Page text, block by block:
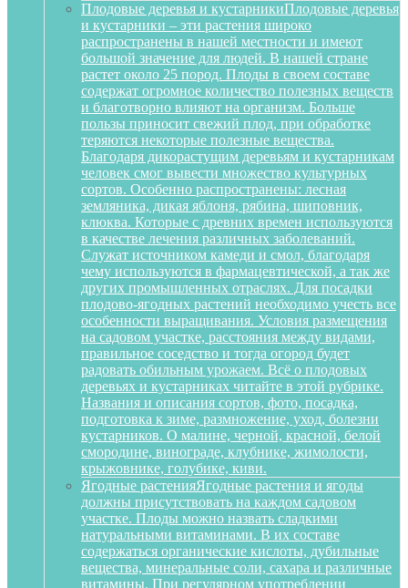
Плодовые деревья и кустарникиПлодовые деревья
и кустарники – эти растения широко
распространены в нашей местности и имеют
большой значение для людей. В нашей стране
растет около 25 пород. Плоды в своем составе
содержат огромное количество полезных веществ
и благотворно влияют на организм. Больше
пользы приносит свежий плод, при обработке
теряются некоторые полезные вещества.
Благодаря дикорастущим деревьям и кустарникам
человек смог вывести множество культурных
сортов. Особенно распространены: лесная
земляника, дикая яблоня, рябина, шиповник,
клюква. Которые с древних времен используются
в качестве лечения различных заболеваний.
Служат источником камеди и смол, благодаря
чему используются в фармацевтической, а так же
других промышленных отраслях. Для посадки
плодово-ягодных растений необходимо учесть все
особенности выращивания. Условия размещения
на садовом участке, расстояния между видами,
правильное соседство и тогда огород будет
радовать обильным урожаем. Всё о плодовых
деревьях и кустарниках читайте в этой рубрике.
Названия и описания сортов, фото, посадка,
подготовка к зиме, размножение, уход, болезни
кустарников. О малине, черной, красной, белой
смородине, винограде, клубнике, жимолости,
крыжовнике, голубике, киви.
Ягодные растенияЯгодные растения и ягоды
должны присутствовать на каждом садовом
участке. Плоды можно назвать сладкими
натуральными витаминами. В их составе
содержаться органические кислоты, дубильные
вещества, минеральные соли, сахара и различные
витамины. При регулярном употреблении